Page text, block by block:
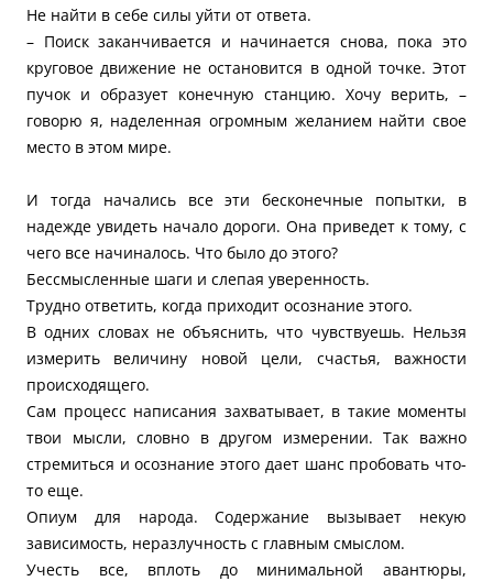
Не найти в себе силы уйти от ответа.
– Поиск заканчивается и начинается снова, пока это
круговое движение не остановится в одной точке. Этот
пучок и образует конечную станцию. Хочу верить, –
говорю я, наделенная огромным желанием найти свое
место в этом мире.
И тогда начались все эти бесконечные попытки, в
надежде увидеть начало дороги. Она приведет к тому, с
чего все начиналось. Что было до этого?
Бессмысленные шаги и слепая уверенность.
Трудно ответить, когда приходит осознание этого.
В одних словах не объяснить, что чувствуешь. Нельзя
измерить величину новой цели, счастья, важности
происходящего.
Сам процесс написания захватывает, в такие моменты
твои мысли, словно в другом измерении. Так важно
стремиться и осознание этого дает шанс пробовать что-
то еще.
Опиум для народа. Содержание вызывает некую
зависимость, неразлучность с главным смыслом.
Учесть все, вплоть до минимальной авантюры,